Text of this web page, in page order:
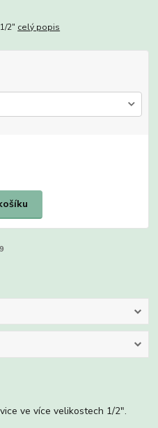
2" celý popis
ve více velikostech 1/2".